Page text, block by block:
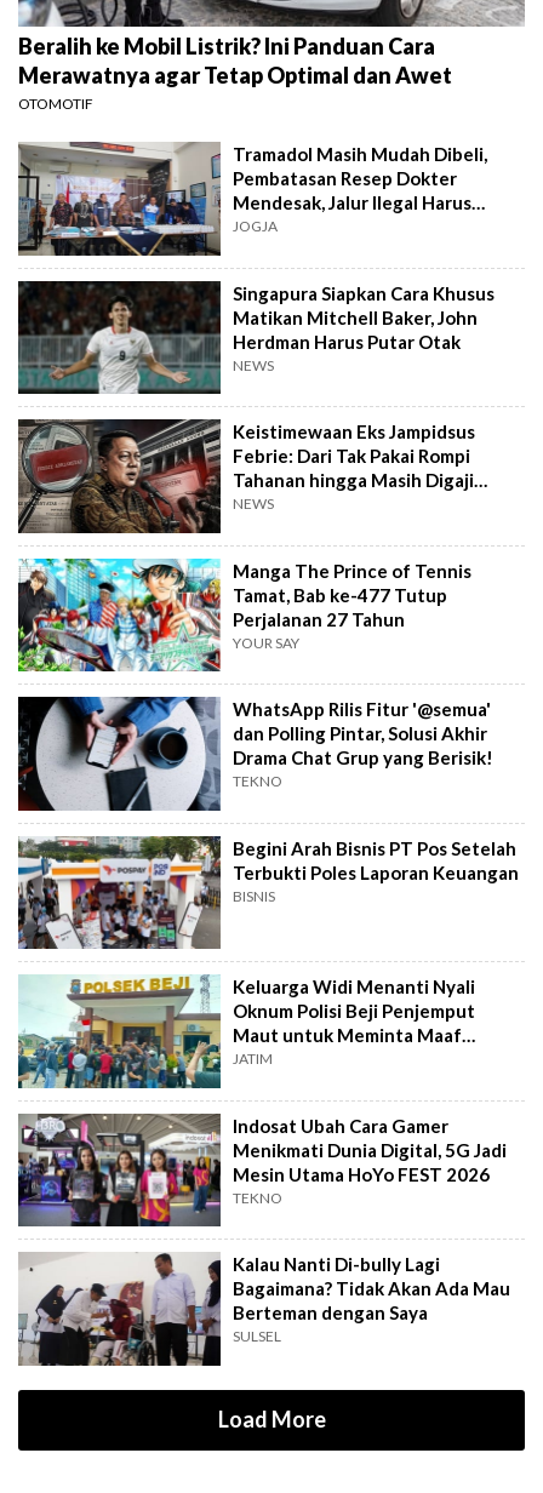
Beralih ke Mobil Listrik? Ini Panduan Cara
Merawatnya agar Tetap Optimal dan Awet
OTOMOTIF
Tramadol Masih Mudah Dibeli,
Pembatasan Resep Dokter
Mendesak, Jalur Ilegal Harus
Distop
JOGJA
Singapura Siapkan Cara Khusus
Matikan Mitchell Baker, John
Herdman Harus Putar Otak
NEWS
Keistimewaan Eks Jampidsus
Febrie: Dari Tak Pakai Rompi
Tahanan hingga Masih Digaji
Negara
NEWS
Manga The Prince of Tennis
Tamat, Bab ke-477 Tutup
Perjalanan 27 Tahun
YOUR SAY
WhatsApp Rilis Fitur '@semua'
dan Polling Pintar, Solusi Akhir
Drama Chat Grup yang Berisik!
TEKNO
Begini Arah Bisnis PT Pos Setelah
Terbukti Poles Laporan Keuangan
BISNIS
Keluarga Widi Menanti Nyali
Oknum Polisi Beji Penjemput
Maut untuk Meminta Maaf
Langsung
JATIM
Indosat Ubah Cara Gamer
Menikmati Dunia Digital, 5G Jadi
Mesin Utama HoYo FEST 2026
TEKNO
Kalau Nanti Di-bully Lagi
Bagaimana? Tidak Akan Ada Mau
Berteman dengan Saya
SULSEL
Load More